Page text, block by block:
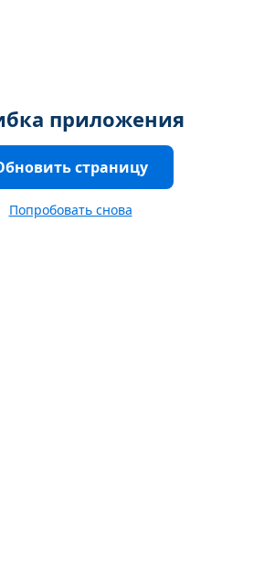
приложения
страницу
Попробовать снова